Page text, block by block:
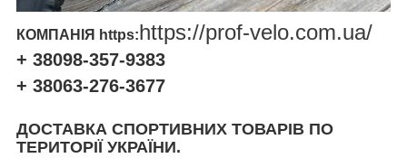
КОМПАНІЯ https:https://prof-velo.com.ua/
+ 38098-357-9383
+ 38063-276-3677
ДОСТАВКА СПОРТИВНИХ ТОВАРІВ ПО
ТЕРИТОРІЇ УКРАЇНИ.